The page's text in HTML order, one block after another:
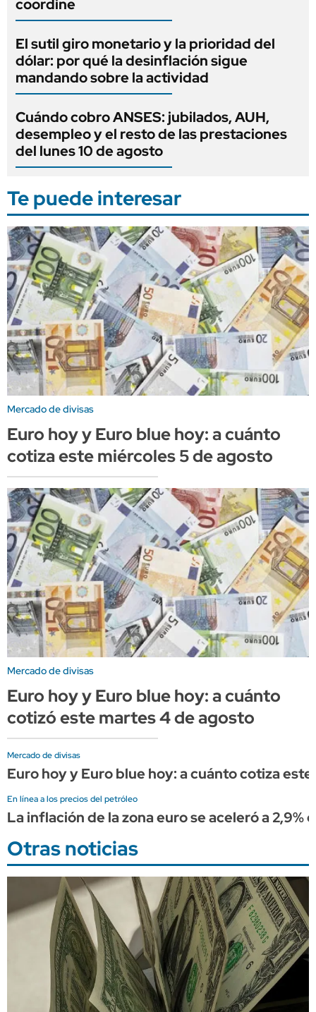
coordine
El sutil giro monetario y la prioridad del
dólar: por qué la desinflación sigue
mandando sobre la actividad
Cuándo cobro ANSES: jubilados, AUH,
desempleo y el resto de las prestaciones
del lunes 10 de agosto
Te puede interesar
Mercado de divisas
Euro hoy y Euro blue hoy: a cuánto
cotiza este miércoles 5 de agosto
Mercado de divisas
Euro hoy y Euro blue hoy: a cuánto
cotizó este martes 4 de agosto
Mercado de divisas
Euro hoy y Euro blue hoy: a cuánto cotiza
En línea a los precios del petróleo
La inflación de la zona euro se aceleró a
Otras noticias